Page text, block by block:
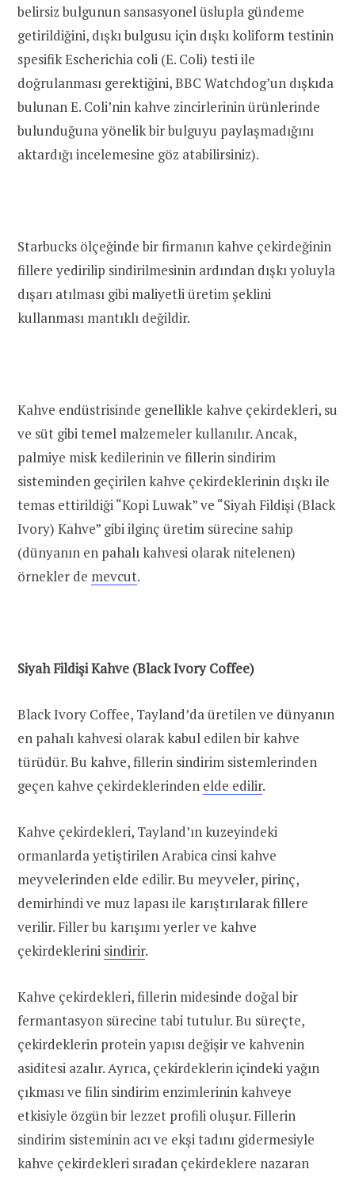
belirsiz bulgunun sansasyonel üslupla gündeme
getirildiğini, dışkı bulgusu için dışkı koliform testinin
spesifik Escherichia coli (E. Coli) testi ile
doğrulanması gerektiğini, BBC Watchdog’un dışkıda
bulunan E. Coli’nin kahve zincirlerinin ürünlerinde
bulunduğuna yönelik bir bulguyu paylaşmadığını
aktardığı incelemesine göz atabilirsiniz).
Starbucks ölçeğinde bir firmanın kahve çekirdeğinin
fillere yedirilip sindirilmesinin ardından dışkı yoluyla
dışarı atılması gibi maliyetli üretim şeklini
kullanması mantıklı değildir.
Kahve endüstrisinde genellikle kahve çekirdekleri, su
ve süt gibi temel malzemeler kullanılır. Ancak,
palmiye misk kedilerinin ve fillerin sindirim
sisteminden geçirilen kahve çekirdeklerinin dışkı ile
temas ettirildiği “Kopi Luwak” ve “Siyah Fildişi (Black
Ivory) Kahve” gibi ilginç üretim sürecine sahip
(dünyanın en pahalı kahvesi olarak nitelenen)
örnekler de mevcut.
Siyah Fildişi Kahve (Black Ivory Coffee)
Black Ivory Coffee, Tayland’da üretilen ve dünyanın
en pahalı kahvesi olarak kabul edilen bir kahve
türüdür. Bu kahve, fillerin sindirim sistemlerinden
geçen kahve çekirdeklerinden elde edilir.
Kahve çekirdekleri, Tayland’ın kuzeyindeki
ormanlarda yetiştirilen Arabica cinsi kahve
meyvelerinden elde edilir. Bu meyveler, pirinç,
demirhindi ve muz lapası ile karıştırılarak fillere
verilir. Filler bu karışımı yerler ve kahve
çekirdeklerini sindirir.
Kahve çekirdekleri, fillerin midesinde doğal bir
fermantasyon sürecine tabi tutulur. Bu süreçte,
çekirdeklerin protein yapısı değişir ve kahvenin
asiditesi azalır. Ayrıca, çekirdeklerin içindeki yağın
çıkması ve filin sindirim enzimlerinin kahveye
etkisiyle özgün bir lezzet profili oluşur. Fillerin
sindirim sisteminin acı ve ekşi tadını gidermesiyle
kahve çekirdekleri sıradan çekirdeklere nazaran